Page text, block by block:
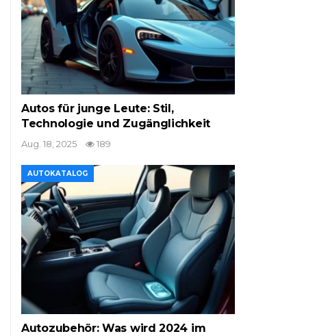
Autos für junge Leute: Stil,
Technologie und Zugänglichkeit
Aug. 18, 2025 189
AUTOKATALOG
Autozubehör: Was wird 2024 im